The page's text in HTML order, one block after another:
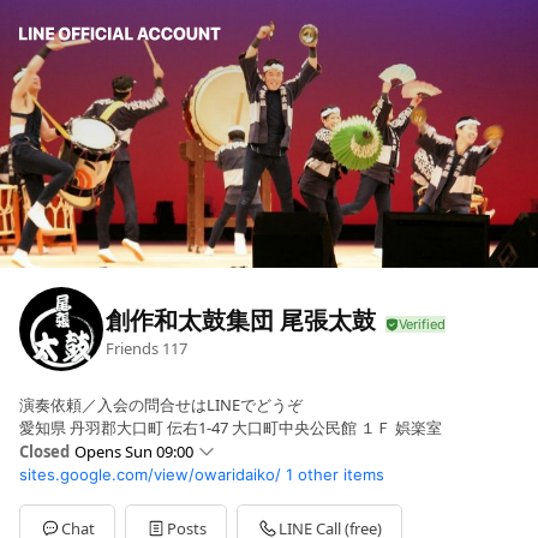
創作和太鼓集団 尾張太鼓
Friends 117
演奏依頼／入会の問合せはLINEでどうぞ
愛知県 丹羽郡大口町 伝右1-47 大口町中央公民館 １Ｆ 娯楽室
Closed Opens Sun 09:00
Sun09:00 - 21:00
Mon09:00 - 21:00
Tue09:00 - 21:00
sites.google.com/view/owaridaiko/ 1 other items
Chat Posts LINE Call (free)